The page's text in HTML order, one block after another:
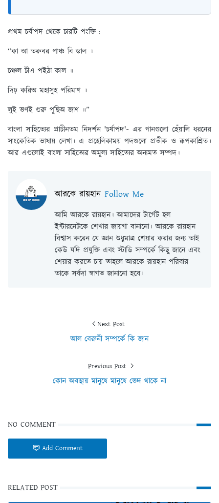
প্রথম চর্যাপদ থেকে চারটি পংক্তি :
“কা আ তরুবর পাঞ্চ বি ডাল ।
চঞ্চল চীএ পইঠা কাল ॥
দিঢ় করিঅ মহাসুহ পরিমাণ ।
লুই ভণই গুরু পূছিঅ জাণ ॥”
বাংলা সাহিত্যের প্রাচীনতম নিদর্শন 'চর্যাপদ'- এর গানগুলো হেঁয়ালি ধরনের
সাংকেতিক ভাষায় লেখা। এ প্রহেলিকাময় পদগুলো প্রতীক ও রূপকাশ্রিত।
আর এগুলোই বাংলা সাহিত্যের অমূল্য সাহিত্যের অন্যমত সম্পদ।
আরকে রায়হান Follow Me
আমি আরকে রায়হান। আমাদের টার্গেট হল
ইন্টারনেটকে শেখার জায়গা বানানো। আরকে রায়হান
বিশ্বাস করেন যে জ্ঞান শুধুমাত্র শেয়ার করার জন্য তাই
কেউ যদি প্রযুক্তি এবং স্টাডি সম্পর্কে কিছু জানে এবং
শেয়ার করতে চায় তাহলে আরকে রায়হান পরিবার
তাকে সর্বদা স্বাগত জানানো হবে।
Next Post
আল বেরুনী সম্পর্কে কি জান
Previous Post
কোন অবস্থায় মানুষে মানুষে ভেদ থাকে না
NO COMMENT
Add Comment
RELATED POST